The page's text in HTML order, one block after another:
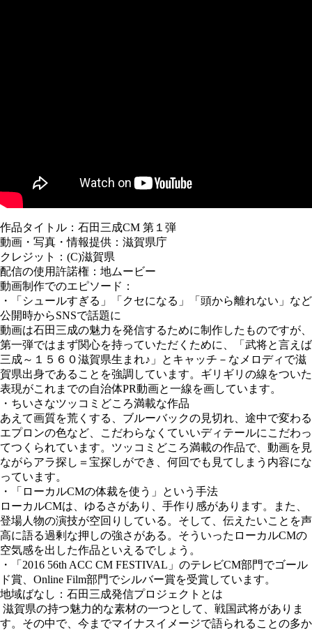
作品タイトル：石田三成CM 第１弾
動画・写真・情報提供：滋賀県庁
クレジット：(C)滋賀県
配信の使用許諾権：地ムービー
動画制作でのエピソード：
・「シュールすぎる」「クセになる」「頭から離れない」など
公開時からSNSで話題に
動画は石田三成の魅力を発信するために制作したものですが、
第一弾ではまず関心を持っていただくために、「武将と言えば
三成～１５６０滋賀県生まれ♪」とキャッチ－なメロディで滋
賀県出身であることを強調しています。ギリギリの線をついた
表現がこれまでの自治体PR動画と一線を画しています。
・ちいさなツッコミどころ満載な作品
あえて画質を荒くする、ブルーバックの見切れ、途中で変わる
エプロンの色など、こだわらなくていいディテールにこだわっ
てつくられています。ツッコミどころ満載の作品で、動画を見
ながらアラ探し＝宝探しができ、何回でも見てしまう内容にな
っています。
・「ローカルCMの体裁を使う」という手法
ローカルCMは、ゆるさがあり、手作り感があります。また、
登場人物の演技が空回りしている。そして、伝えたいことを声
高に語る過剰な押しの強さがある。そういったローカルCMの
空気感を出した作品といえるでしょう。
・「2016 56th ACC CM FESTIVAL」のテレビCM部門でゴール
ド賞、Online Film部門でシルバー賞を受賞しています。
地域ばなし：石田三成発信プロジェクトとは
滋賀県の持つ魅力的な素材の一つとして、戦国武将がありま
す。その中で、今までマイナスイメージで語られることの多か